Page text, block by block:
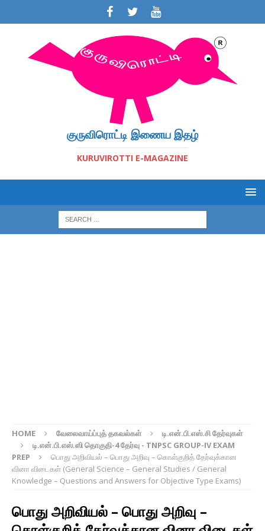
குருவிரொட்டி இணைய இதழ்
KURUVIROTTI E-MAGAZINE
HOME வேலைவாய்ப்புத் தகவல்கள்
டி.என்.பி.எஸ்.சி தேர்வுகள்
டி.என்.பி.எஸ்.ஸி தொகுதி-4 தேர்வு - TNPSC GROUP-IV EXAM
PREP
பொது அறிவியல் – பொது அறிவு – கொள்குறித் தேர்வுக்கான
வினா விடைகள் (General Science – General Studies / General
Knowledge – Questions and Answers for Objective Type Exams)
பொது அறிவியல் – பொது அறிவு –